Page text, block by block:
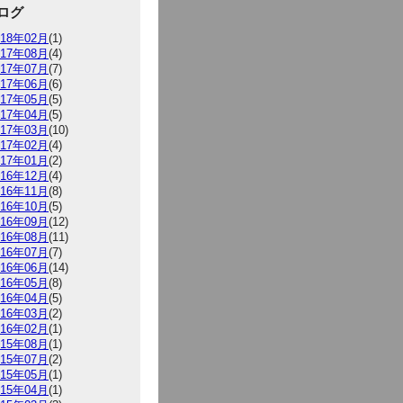
グ
年02月 (1)
年08月 (4)
年07月 (7)
年06月 (6)
年05月 (5)
年04月 (5)
年03月 (10)
年02月 (4)
年01月 (2)
年12月 (4)
年11月 (8)
年10月 (5)
年09月 (12)
年08月 (11)
年07月 (7)
年06月 (14)
年05月 (8)
年04月 (5)
年03月 (2)
年02月 (1)
年08月 (1)
年07月 (2)
年05月 (1)
年04月 (1)